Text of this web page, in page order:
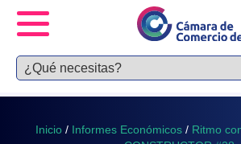
Inicio / Informes Económicos / Ritmo